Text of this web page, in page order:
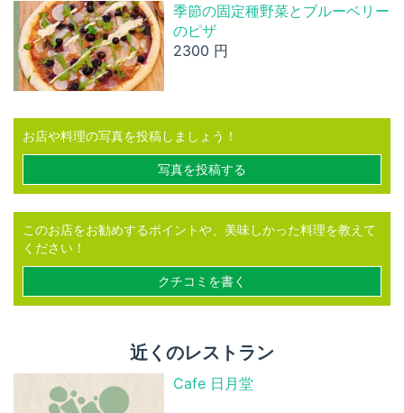
季節の固定種野菜とブルーベリー
のピザ
2300 円
お店や料理の写真を投稿しましょう！
写真を投稿する
このお店をお勧めするポイントや、美味しかった料理を教えて
ください！
クチコミを書く
近くのレストラン
Cafe 日月堂